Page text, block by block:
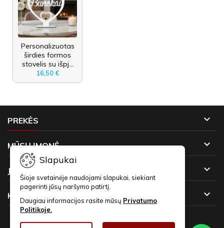
Personalizuotas
širdies formos
stovelis su išpj...
16,50 €
PREKĖS 
MŪSŲ ĮMONĖ 
JŪSŲ PASKYRA 
KONTAKTAI 
Slapukai
Šioje svetainėje naudojami slapukai, siekiant
pagerinti jūsų naršymo patirtį.
Daugiau informacijos rasite mūsų Privatumo
Politikoje.
NAUJIENLAIŠKIAI